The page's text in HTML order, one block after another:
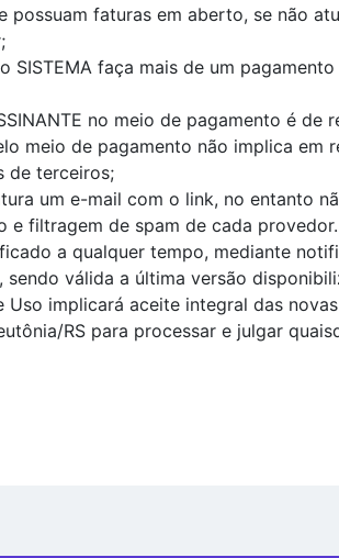
possuam faturas em aberto, se não
faça mais de um
no meio de pagamento é de
meio de pagamento não implica em
de terceiros;
um e-mail com o link, no entanto
e filtragem de spam de cada provedor.
a qualquer tempo, mediante
válida a última versão
implicará aceite integral das
RS para processar e julgar